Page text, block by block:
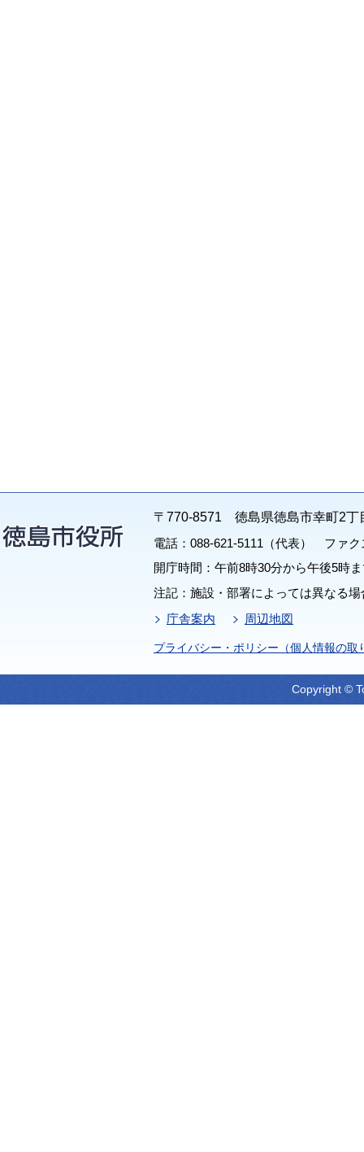
〒770-8571 徳島県徳島市幸町2丁
電話：088-621-5111（代表） ファク
開庁時間：午前8時30分から午後5時
注記：施設・部署によっては異なる
庁舎案内
周辺地図
プライバシー・ポリシー（個人情報の取
Copyright ©